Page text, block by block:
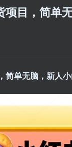
项目，简单
简单无脑，新人